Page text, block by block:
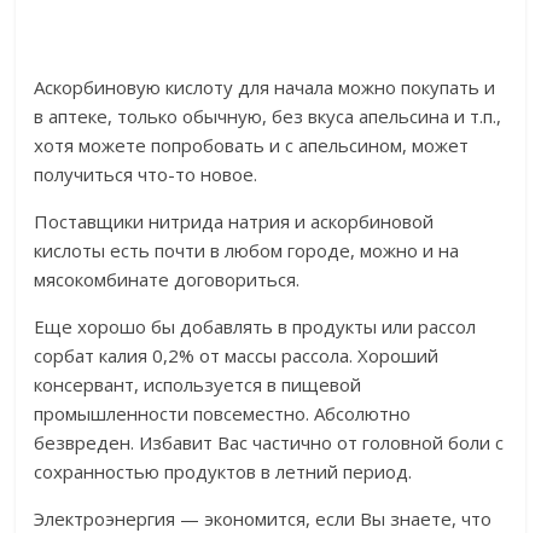
Аскорбиновую кислоту для начала можно покупать и
в аптеке, только обычную, без вкуса апельсина и т.п.,
хотя можете попробовать и с апельсином, может
получиться что-то новое.
Поставщики нитрида натрия и аскорбиновой
кислоты есть почти в любом городе, можно и на
мясокомбинате договориться.
Еще хорошо бы добавлять в продукты или рассол
сорбат калия 0,2% от массы рассола. Хороший
консервант, используется в пищевой
промышленности повсеместно. Абсолютно
безвреден. Избавит Вас частично от головной боли с
сохранностью продуктов в летний период.
Электроэнергия — экономится, если Вы знаете, что